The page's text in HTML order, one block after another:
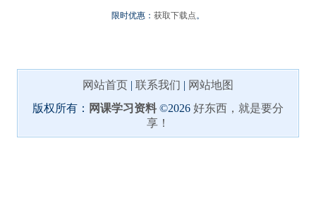
限时优惠： 获取下载点。
网站首页 | 联系我们 | 网站地图
版权所有： 网课学习资料©2026 好东西，就是要分
享！